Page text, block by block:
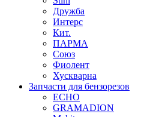
Дружба
Интерс
Кит.
ПАРМА
Союз
Фиолент
Хускварна
Запчасти для бензорезов
ECHO
GRAMADION